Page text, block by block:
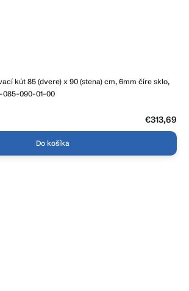
kút 85 (dvere) x 90 (stena) cm, 6mm číre sklo,
085-090-01-00
€313,69
Do košíka